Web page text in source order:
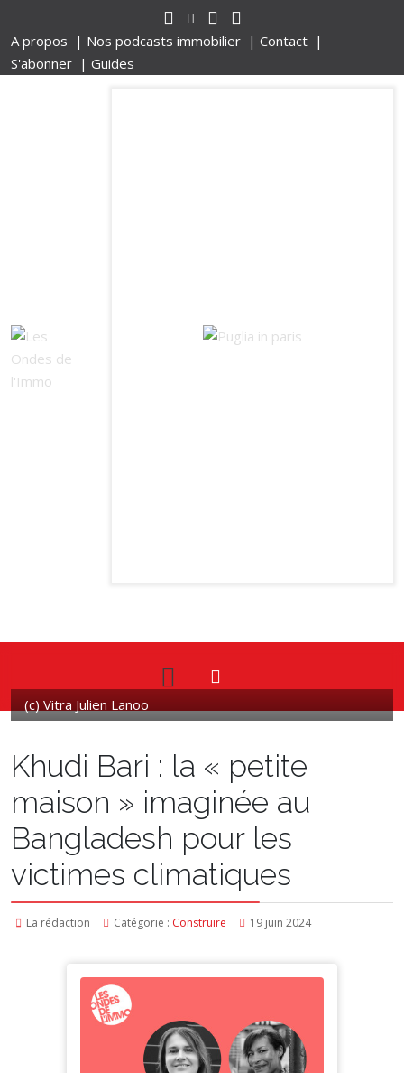
A propos | Nos podcasts immobilier | Contact |
S'abonner | Guides
(c) Vitra Julien Lanoo
Khudi Bari : la « petite
maison » imaginée au
Bangladesh pour les
victimes climatiques
La rédaction Catégorie : Construire 19 juin 2024